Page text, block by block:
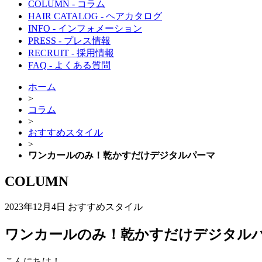
COLUMN - コラム
HAIR CATALOG - ヘアカタログ
INFO - インフォメーション
PRESS - プレス情報
RECRUIT - 採用情報
FAQ - よくある質問
ホーム
>
コラム
>
おすすめスタイル
>
ワンカールのみ！乾かすだけデジタルパーマ
COLUMN
2023年12月4日 おすすめスタイル
ワンカールのみ！乾かすだけデジタル